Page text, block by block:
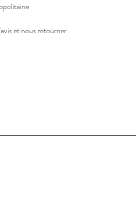
et nous retourner